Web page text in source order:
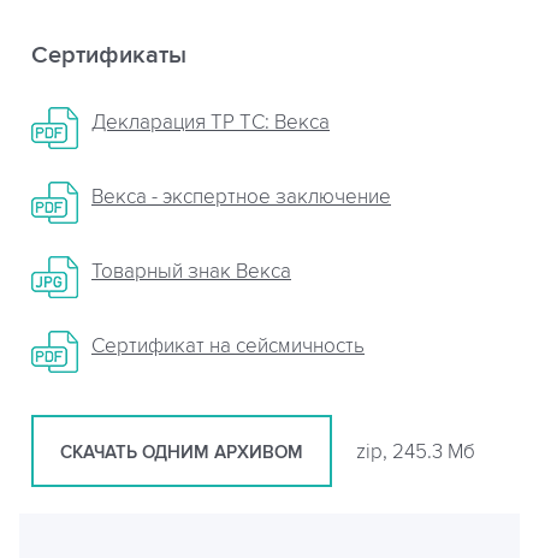
Сертификаты
Декларация ТР ТС: Векса
Векса - экспертное заключение
Товарный знак Векса
Сертификат на сейсмичность
СКАЧАТЬ ОДНИМ АРХИВОМ zip, 245.3 Мб